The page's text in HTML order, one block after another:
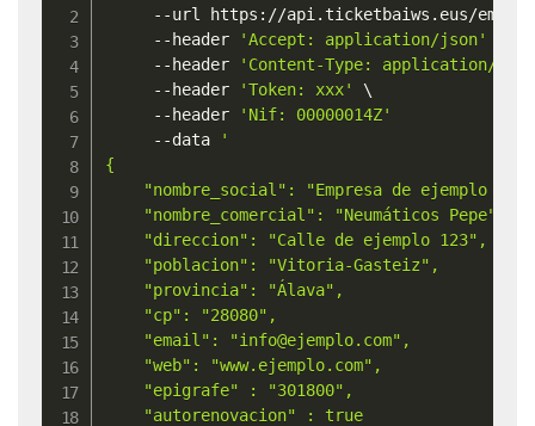
--url https://api.ticketbaiws.eus/
     --header
'Accept: application/json'
     --header
'Content-Type: application/
     --header
'Token: xxx'
\
     --header
'Nif: 00000014Z'
	 --data
'
{
"nombre_social": "Empresa de ejemplo
    "nombre_comercial": "Neumáticos Pepe",
    "direccion": "Calle de ejemplo 123",
    "poblacion": "Vitoria-Gasteiz",
    "provincia": "Álava",
    "cp": "28080",
    "email": "info@ejemplo.com",
    "web": "www.ejemplo.com",
    "epigrafe" : "301800",
    "autorenovacion" : true